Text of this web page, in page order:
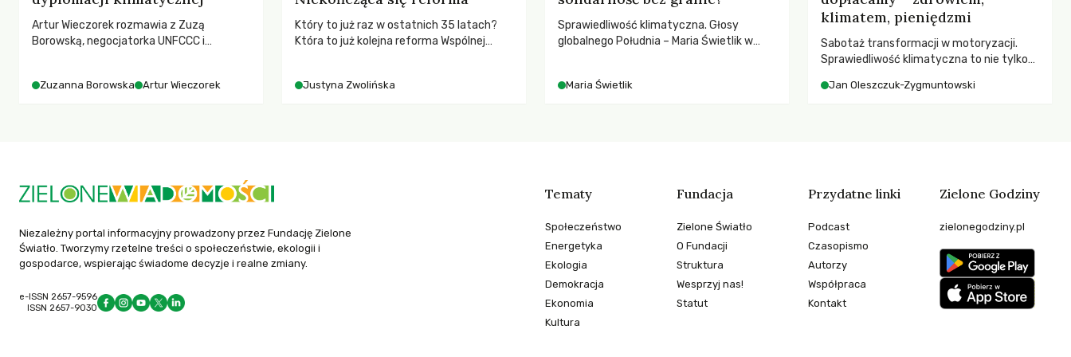
Artur Wieczorek rozmawia z Zuzą
Borowską, negocjatorka UNFCCC i
ruchach klimatycznych
Zuzanna Borowska Artur Wieczorek
Który to już raz w ostatnich 35 latach?
Która to już kolejna reforma Wspólnej
społeczne?
Justyna Zwolińska
Sprawiedliwość klimatyczna. Głosy
globalnego Południa – Maria Świetlik w
Maria Świetlik
klimatem, pieniędzmi
Sabotaż transformacji w motoryzacji.
Sprawiedliwość klimatyczna to nie tylko
ponosi konsekwencje globalnego
Jan Oleszczuk-Zygmuntowski
Niezależny portal informacyjny prowadzony przez Fundację Zielone
Światło. Tworzymy rzetelne treści o społeczeństwie, ekologii i
gospodarce, wspierając świadome decyzje i realne zmiany.
e-ISSN 2657-9596
ISSN 2657-9030
Tematy
Społeczeństwo
Energetyka
Ekologia
Demokracja
Ekonomia
Kultura
Fundacja
Zielone Światło
O Fundacji
Struktura
Wesprzyj nas!
Statut
Przydatne linki
Podcast
Czasopismo
Autorzy
Współpraca
Kontakt
Zielone Godziny
zielonegodziny.pl